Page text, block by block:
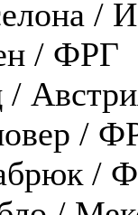
/
/ ФРГ
/
/
/